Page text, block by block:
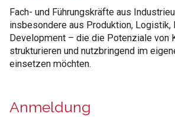
Fach- und Führungskräfte aus
insbesondere aus Produktion, Logistik,
Development – die die Potenziale von
strukturieren und nutzbringend im
einsetzen möchten.
Anmeldung